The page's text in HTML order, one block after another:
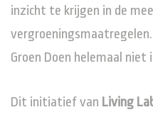
inzicht te krijgen in de
Groen Doen helemaal niet
Dit initiatief van Living